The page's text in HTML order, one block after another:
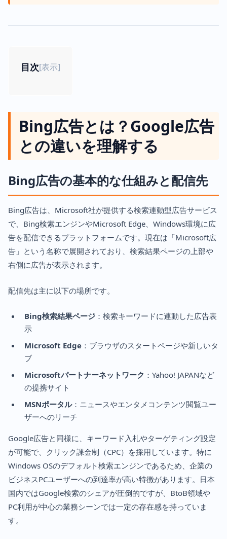
目次[表示]
Bing広告とは？Google広告
との違いを理解する
Bing広告の基本的な仕組みと配信先
Bing広告は、Microsoft社が提供する検索連動型広告サービス
で、Bing検索エンジンやMicrosoft Edge、Windows環境に広
告を配信できるプラットフォームです。現在は「Microsoft広
告」という名称で展開されており、検索結果ページの上部や
右側に広告が表示されます。
配信先は主に以下の場所です。
Bing検索結果ページ ：検索キーワードに連動した広告表
示
Microsoft Edge ：ブラウザのスタートページや新しいタ
ブ
Microsoftパートナーネットワーク ：Yahoo! JAPANなど
の提携サイト
MSNポータル：ニュースやエンタメコンテンツ閲覧ユー
ザーへのリーチ
Google広告と同様に、キーワード入札やターゲティング設定
が可能で、クリック課金制（CPC）を採用しています。特に
Windows OSのデフォルト検索エンジンであるため、企業の
ビジネスPCユーザーへの到達率が高い特徴があります。日本
国内ではGoogle検索のシェアが圧倒的ですが、BtoB領域や
PC利用が中心の業務シーンでは一定の存在感を持っていま
す。